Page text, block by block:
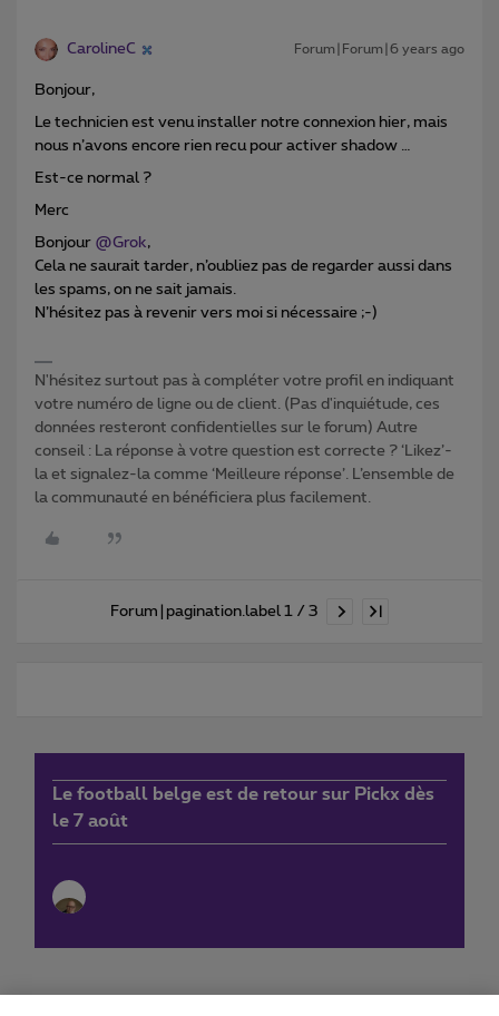
CarolineC Forum|Forum|6 years ago
Bonjour,
Le technicien est venu installer notre connexion hier, mais
nous n’avons encore rien recu pour activer shadow …
Est-ce normal ?
Merc
Bonjour @Grok,
Cela ne saurait tarder, n’oubliez pas de regarder aussi dans
les spams, on ne sait jamais.
N’hésitez pas à revenir vers moi si nécessaire ;-)
N'hésitez surtout pas à compléter votre profil en indiquant
votre numéro de ligne ou de client. (Pas d'inquiétude, ces
données resteront confidentielles sur le forum) Autre
conseil : La réponse à votre question est correcte ? ‘Likez’-
la et signalez-la comme ‘Meilleure réponse’. L’ensemble de
la communauté en bénéficiera plus facilement.
Forum|pagination.label 1 / 3
Le football belge est de retour sur Pickx dès
le 7 août